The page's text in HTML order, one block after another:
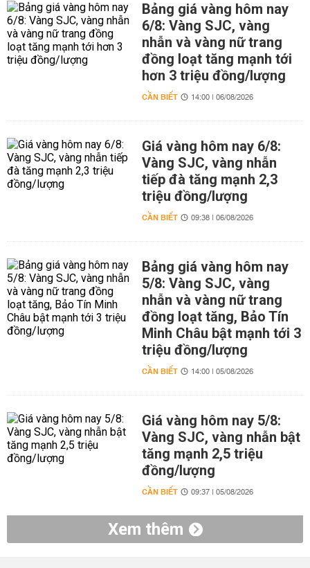
Bảng giá vàng hôm nay
6/8: Vàng SJC, vàng
nhẫn và vàng nữ trang
đồng loạt tăng mạnh tới
hơn 3 triệu đồng/lượng
CẦN BIẾT 14:00 | 06/08/2026
Giá vàng hôm nay 6/8:
Vàng SJC, vàng nhẫn
tiếp đà tăng mạnh 2,3
triệu đồng/lượng
CẦN BIẾT 09:38 | 06/08/2026
Bảng giá vàng hôm nay
5/8: Vàng SJC, vàng
nhẫn và vàng nữ trang
đồng loạt tăng, Bảo Tín
Minh Châu bật mạnh tới 3
triệu đồng/lượng
CẦN BIẾT 14:00 | 05/08/2026
Giá vàng hôm nay 5/8:
Vàng SJC, vàng nhẫn bật
tăng mạnh 2,5 triệu
đồng/lượng
CẦN BIẾT 09:37 | 05/08/2026
Xem thêm